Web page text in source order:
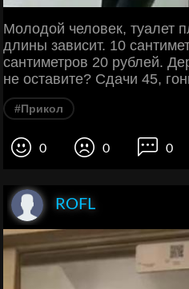
Молодой человек, туалет
длины зависит. 10
сантиметров 20 рублей.
не оставите? Сдачи 45,
#Прикол
0 0 0
ROFL